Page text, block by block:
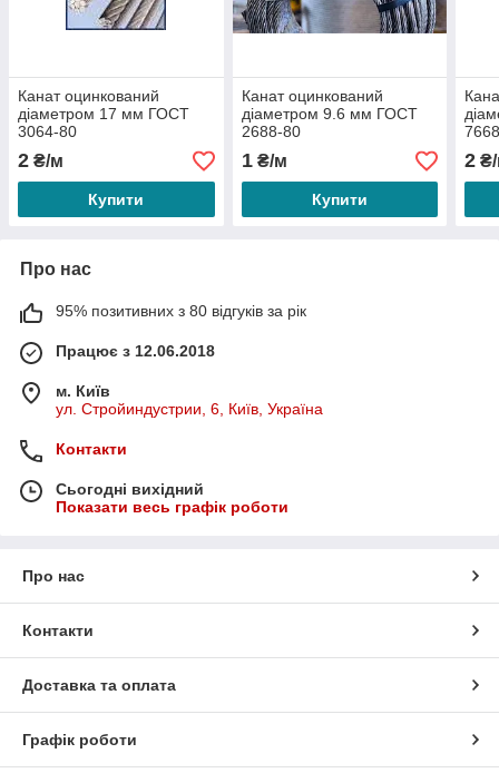
Канат оцинкований
діаметром 17 мм ГОСТ
3064-80
2 ₴/м
Купити
Канат оцинкований
діаметром 9.6 мм ГОСТ
2688-80
1₴/м
Купити
2
Про нас
95% позитивних з 80 відгуків за рік
Працює з 12.06.2018
м. Київ
ул. Стройиндустрии, 6, Київ, Україна
Контакти
Сьогодні вихідний
Показати весь графік роботи
Про нас
Контакти
Доставка та оплата
Графік роботи